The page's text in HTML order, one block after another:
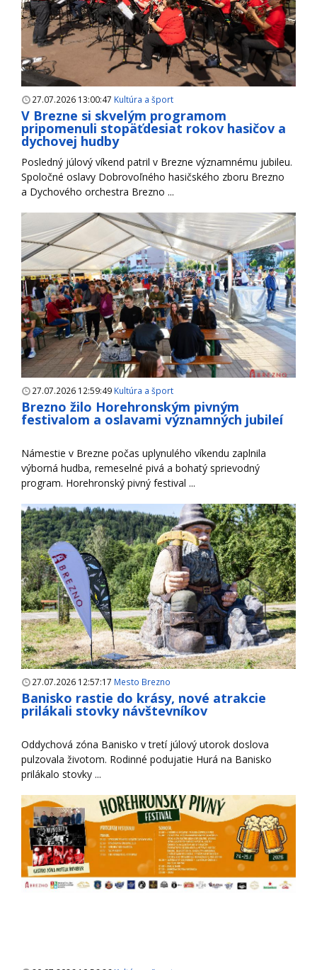
27.07.2026 13:00:47 Kultúra a šport
V Brezne si skvelým programom
pripomenuli stopäťdesiat rokov hasičov a
dychovej hudby
Posledný júlový víkend patril v Brezne významnému jubileu.
Spoločné oslavy Dobrovoľného hasičského zboru Brezno
a Dychového orchestra Brezno ...
27.07.2026 12:59:49 Kultúra a šport
Brezno žilo Horehronským pivným
festivalom a oslavami významných jubileí
Námestie v Brezne počas uplynulého víkendu zaplnila
výborná hudba, remeselné pivá a bohatý sprievodný
program. Horehronský pivný festival ...
27.07.2026 12:57:17 Mesto Brezno
Banisko rastie do krásy, nové atrakcie
prilákali stovky návštevníkov
Oddychová zóna Banisko v tretí júlový utorok doslova
pulzovala životom. Rodinné podujatie Hurá na Banisko
prilákalo stovky ...